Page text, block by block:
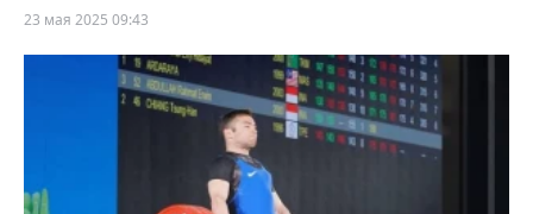
23 мая 2025 09:43